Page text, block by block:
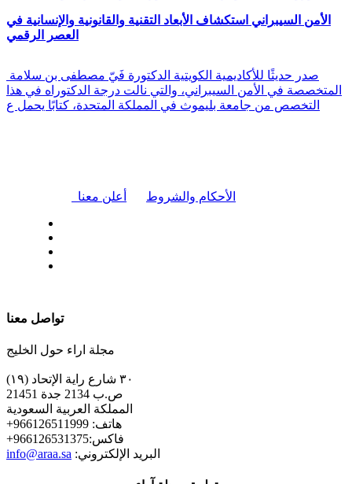
الأمن السيبراني استكشاف الأبعاد التقنية والقانونية والإنسانية في
العصر الرقمي
المتخصصة في الأمن السيبراني، والتي نالت درجة الدكتوراه في هذا
التخصص من جامعة بليموث في المملكة المتحدة، كتابًا يحمل ع
أعلن معنا الأحكام والشروط
تواصل معنا
مجلة اراء حول الخليج
٣٠ شارع راية الإتحاد (١٩)
ص.ب 2134 جدة 21451
المملكة العربية السعودية
+هاتف: 966126511999
+فاكس:966126531375
info@araa.sa :البريد الإلكتروني